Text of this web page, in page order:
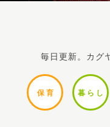
毎日更新。カグ
保 育 暮ら し